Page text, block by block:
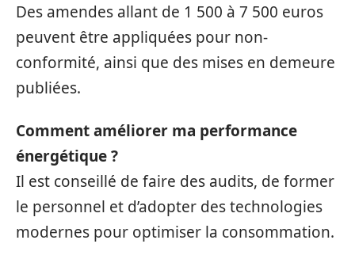
Des amendes allant de 1 500 à 7 500 euros
peuvent être appliquées pour non-
conformité, ainsi que des mises en demeure
publiées.
Comment améliorer ma performance
énergétique ?
Il est conseillé de faire des audits, de former
le personnel et d’adopter des technologies
modernes pour optimiser la consommation.